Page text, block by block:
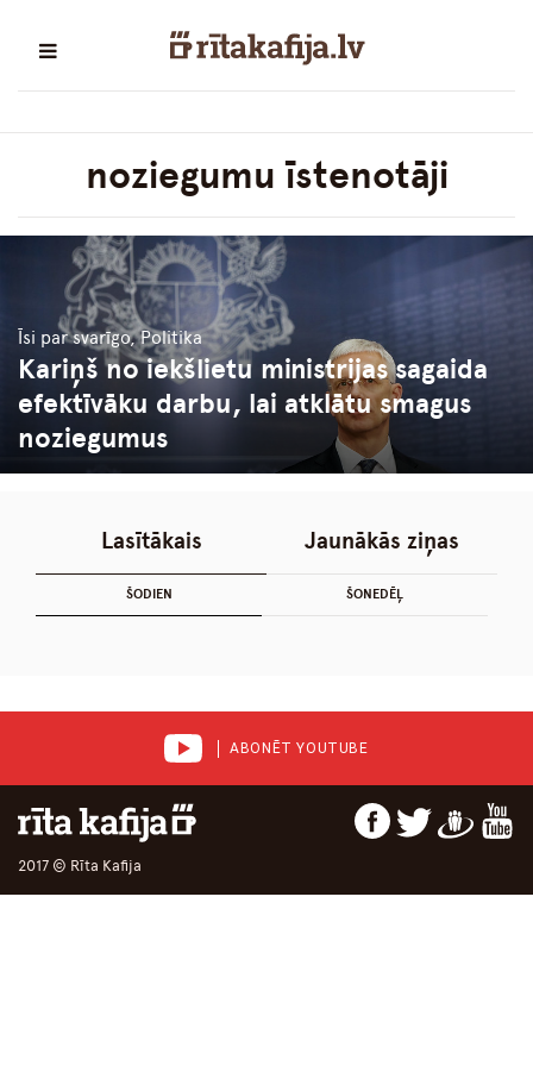
noziegumu īstenotāji
Īsi par svarīgo, Politika
Kariņš no iekšlietu ministrijas sagaida
efektīvāku darbu, lai atklātu smagus
noziegumus
Lasītākais
ŠODIEN ŠONEDĒĻ
Jaunākās ziņas
ABONĒT YOUTUBE
2017 © Rīta Kafija